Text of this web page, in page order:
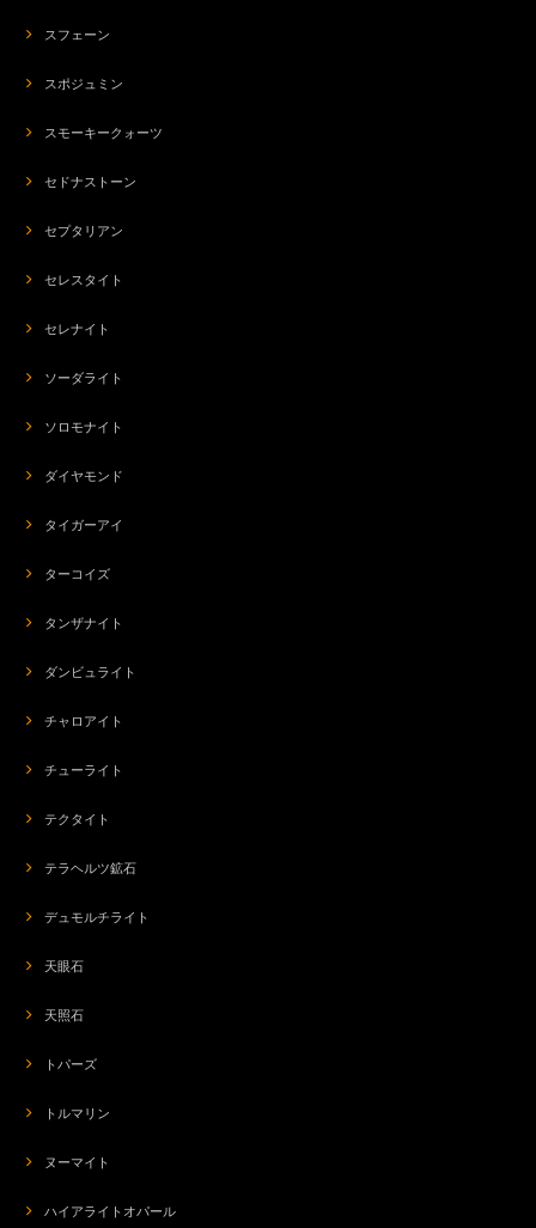
スフェーン
スポジュミン
スモーキークォーツ
セドナストーン
セプタリアン
セレスタイト
セレナイト
ソーダライト
ソロモナイト
ダイヤモンド
タイガーアイ
ターコイズ
タンザナイト
ダンビュライト
チャロアイト
チューライト
テクタイト
テラヘルツ鉱石
デュモルチライト
天眼石
天照石
トパーズ
トルマリン
ヌーマイト
ハイアライトオパール